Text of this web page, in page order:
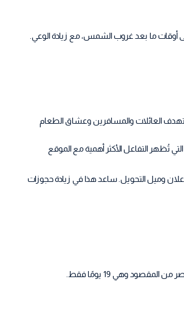
العائلات والمسافرين وعشاق الطعام
تُظهر التفاعل الأكثر أهمية مع الموقع
وميل التحويل. ساعد هذا في زيادة حجوزات